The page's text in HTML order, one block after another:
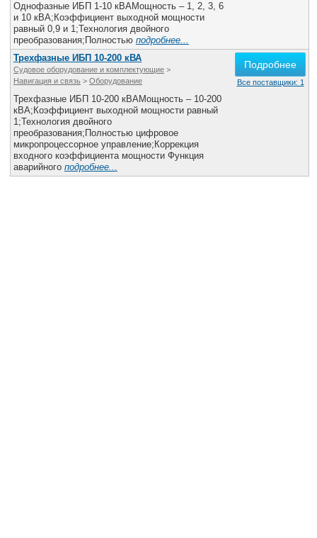
Однофазные ИБП 1-10 кВАМощность – 1, 2, 3, 6
и 10 кВА;Коэффициент выходной мощности
равный 0,9 и 1;Технология двойного
преобразования;Полностью подробнее...
Трехфазные ИБП 10-200 кВА
Судовое оборудование и комплектующие >
Навигация и связь > Оборудование
Трехфазные ИБП 10-200 кВАМощность – 10-200
кВА;Коэффициент выходной мощности равный
1;Технология двойного
преобразования;Полностью цифровое
микропроцессорное управление;Коррекция
входного коэффициента мощности Функция
аварийного подробнее...
Подробнее
Все поставщики: 1